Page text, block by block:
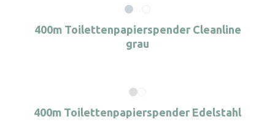
400m Toilettenpapierspender Cleanline
grau
400m Toilettenpapierspender Edelstahl